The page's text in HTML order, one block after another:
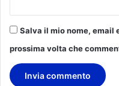
Salva il mio nome, email
prossima volta che